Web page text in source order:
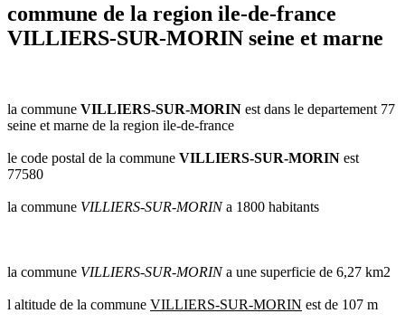
marne
communes
communes
val
oise
communes
de
yvelines
pluie
commune de la region ile-de-france
VILLIERS-SUR-MORIN seine et marne
la commune VILLIERS-SUR-MORIN est dans le departement 77
seine et marne de la region ile-de-france
le code postal de la commune VILLIERS-SUR-MORIN est
77580
la commune VILLIERS-SUR-MORINa 1800 habitants
la commune VILLIERS-SUR-MORINa une superficie de 6,27 km2
l altitude de la commune VILLIERS-SUR-MORIN est de 107 m